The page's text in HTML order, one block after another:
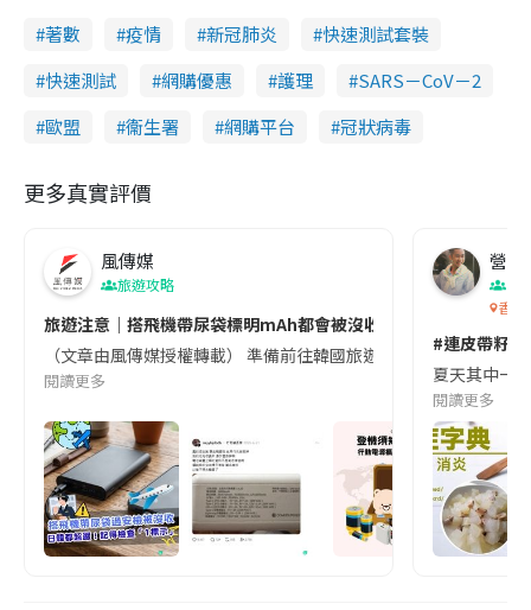
著數 疫情 新冠肺炎
快速測試套裝
快速測試
網購優惠 護理
SARS－CoV－2
歐盟
衞生署 網購平台 冠狀病毒
更多真實評價
風傳媒
旅遊攻略
旅遊注意｜搭飛機帶尿袋標明mAh都會被沒收😱出發前切記檢查
（文章由風傳媒授權轉載） 準備前往韓國旅遊的民眾，近期要
閱讀更多
營養
香港
#連皮帶籽
夏天其中一
閱讀更多